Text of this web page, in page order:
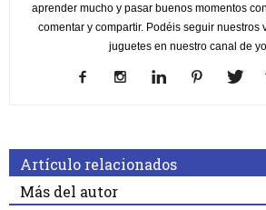
aprender mucho y pasar buenos momentos
comentar y compartir. Podéis seguir nuestros
juguetes en nuestro canal de
Artículo relacionados
Más del autor